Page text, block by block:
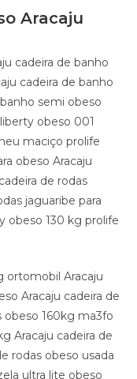
Aracaju
cadeira de banho
cadeira de banho
semi obeso
obeso 001
maciço prolife
obeso Aracaju
de rodas
jaguaribe para
obeso 130 kg prolife
ortomobil Aracaju
Aracaju cadeira de
obeso 160kg ma3fo
Aracaju cadeira de
rodas obeso usada
ultra lite obeso